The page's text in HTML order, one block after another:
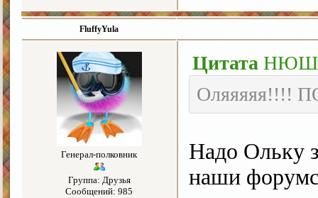
FluffyYula
Генерал-полковник
Группа: Друзья
Сообщений: 985
Цитата
Оляяяяя!!!!
Надо Ольку
наши